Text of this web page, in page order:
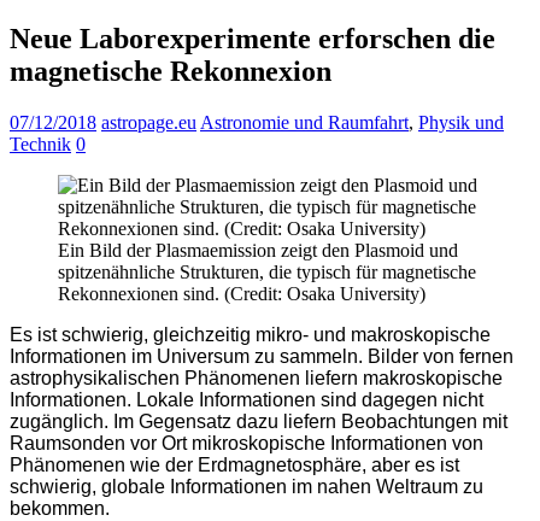
Neue Laborexperimente erforschen die
magnetische Rekonnexion
07/12/2018 astropage.eu Astronomie und Raumfahrt, Physik und
Technik 0
Ein Bild der Plasmaemission zeigt den Plasmoid und
spitzenähnliche Strukturen, die typisch für magnetische
Rekonnexionen sind. (Credit: Osaka University)
Es ist schwierig, gleichzeitig mikro- und makroskopische
Informationen im Universum zu sammeln. Bilder von fernen
astrophysikalischen Phänomenen liefern makroskopische
Informationen. Lokale Informationen sind dagegen nicht
zugänglich. Im Gegensatz dazu liefern Beobachtungen mit
Raumsonden vor Ort mikroskopische Informationen von
Phänomenen wie der Erdmagnetosphäre, aber es ist
schwierig, globale Informationen im nahen Weltraum zu
bekommen.